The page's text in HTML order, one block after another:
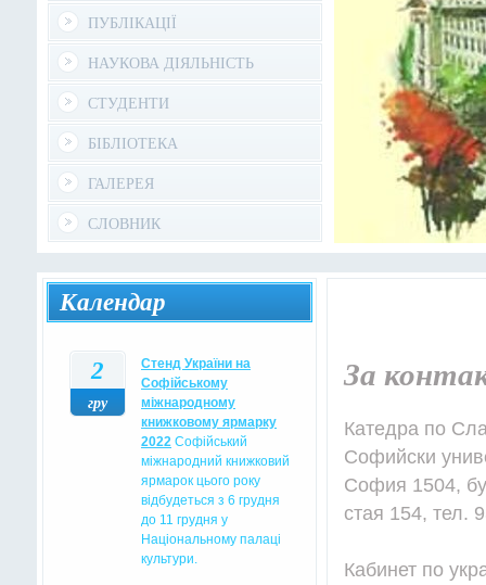
ПУБЛІКАЦІЇ
НАУКОВА ДІЯЛЬНІСТЬ
СТУДЕНТИ
БІБЛІОТЕКА
ГАЛЕРЕЯ
СЛОВНИК
Календар
2
гру
Стенд України на
Софійському
міжнародному
книжковому ярмарку
2022 Софійський
міжнародний книжковий
ярмарок цього року
відбудеться з 6 грудня
до 11 грудня у
Національному палаці
культури.
За
Катедра по
Софийски
София 1504,
стая 154, тел.
Кабинет по